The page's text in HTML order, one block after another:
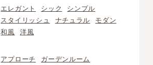
エレガント シック
シンプル
スタイリッシュ
ナチュラル
モダン
和風
洋風
アプローチ
ガーデンルーム